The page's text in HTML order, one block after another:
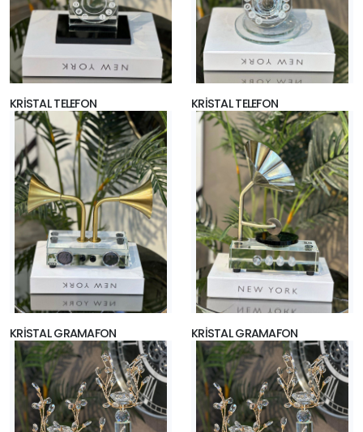
KRİSTAL TELEFON KRİSTAL TELEFON
KRİSTAL GRAMAFON KRİSTAL GRAMAFON